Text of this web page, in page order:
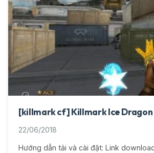
[killmark cf] Killmark Ice Dragon
22/06/2018
Hướng dẫn tải và cài đặt: Link